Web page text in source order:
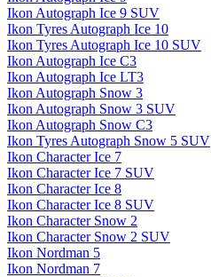
Ikon Autograph Ice 9 SUV
Ikon Tyres Autograph Ice 10
Ikon Tyres Autograph Ice 10 SUV
Ikon Autograph Ice C3
Ikon Autograph Ice LT3
Ikon Autograph Snow 3
Ikon Autograph Snow 3 SUV
Ikon Autograph Snow C3
Ikon Tyres Autograph Snow 5 SUV
Ikon Character Ice 7
Ikon Character Ice 7 SUV
Ikon Character Ice 8
Ikon Character Ice 8 SUV
Ikon Character Snow 2
Ikon Character Snow 2 SUV
Ikon Nordman 5
Ikon Nordman 7